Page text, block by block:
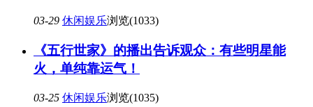
03-29 休闲娱乐浏览(1033)
《五行世家》的播出告诉观众：有些明星能
火，单纯靠运气！
03-25 休闲娱乐浏览(1035)